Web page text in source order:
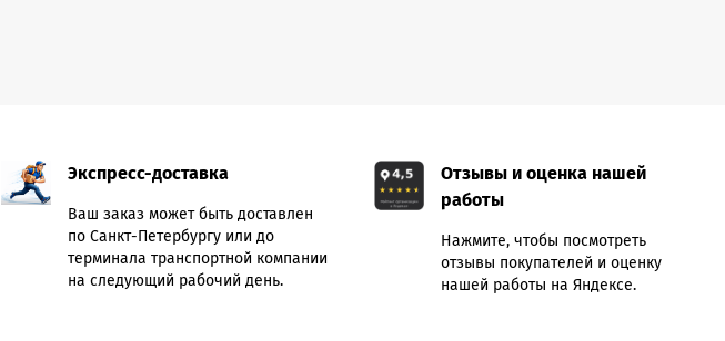
Экспресс-доставка
Ваш заказ может быть доставлен
по Санкт-Петербургу или до
терминала транспортной компании
на следующий рабочий день.
Отзывы и оценка нашей
работы
Нажмите, чтобы посмотреть
отзывы покупателей и оценку
нашей работы на Яндексе.